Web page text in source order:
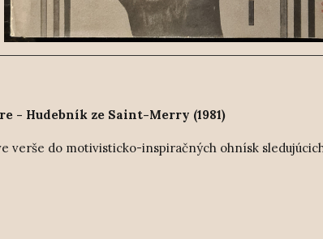
- Hudebník ze Saint-Merry (1981)
verše do motivisticko-inspiračných ohnísk